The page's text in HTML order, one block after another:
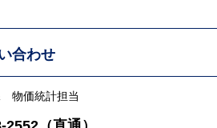
合わせ
物価統計担当